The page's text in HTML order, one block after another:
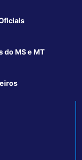
MS e MT